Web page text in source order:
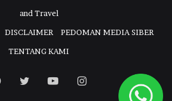
and Travel
DISCLAIMER
PEDOMAN MEDIA SIBER
TENTANG KAMI
Facebook
TwitterYouTubeInstagram